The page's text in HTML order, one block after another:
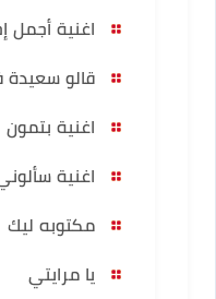
اغنية أجمل
قالو سعيدة
اغنية بتمون
اغنية
مكتوبه ليك
يا مرايتي